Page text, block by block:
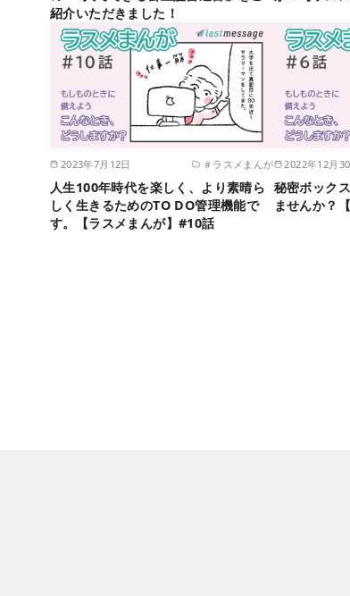
紹介いただきました！
2023年7月12日 ＃ラスメまんが
人生100年時代を楽しく、より素晴ら
しく生きるためのTO DO管理機能で
す。【ラスメまんが】#10話
2022年12月
秘密ボック
ませんか？